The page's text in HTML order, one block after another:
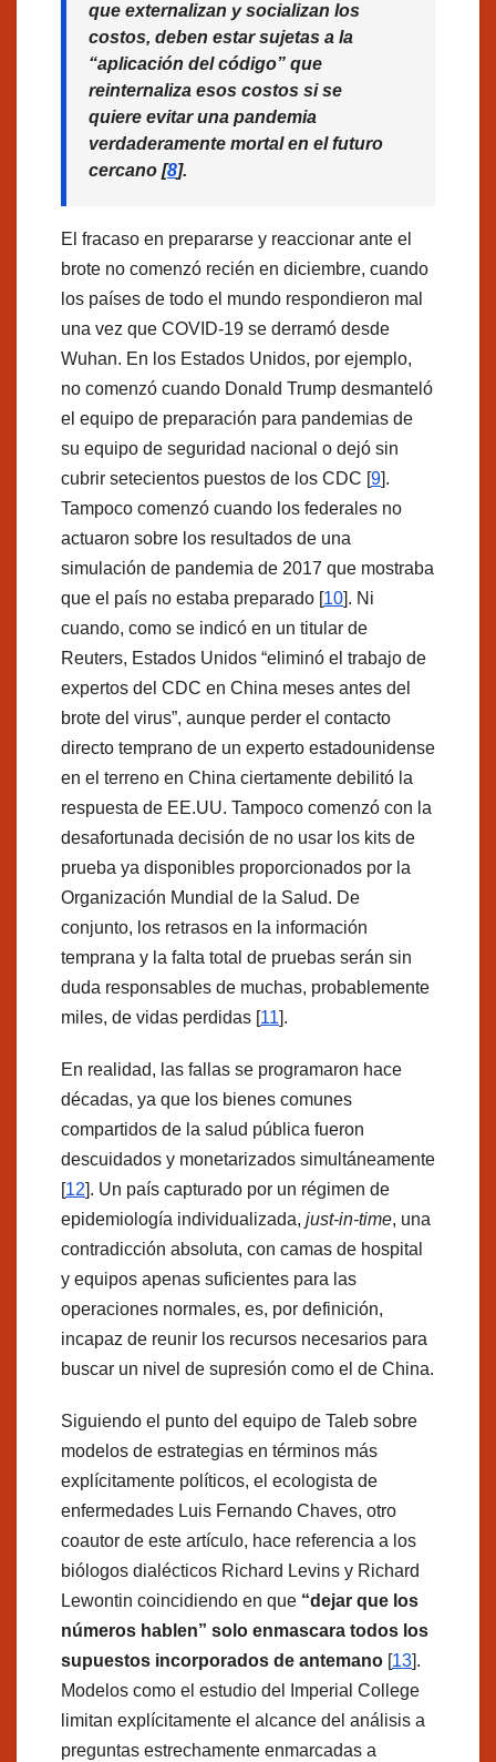
que externalizan y socializan los
costos, deben estar sujetas a la
“aplicación del código” que
reinternaliza esos costos si se
quiere evitar una pandemia
verdaderamente mortal en el futuro
cercano [8].
El fracaso en prepararse y reaccionar ante el
brote no comenzó recién en diciembre, cuando
los países de todo el mundo respondieron mal
una vez que COVID-19 se derramó desde
Wuhan. En los Estados Unidos, por ejemplo,
no comenzó cuando Donald Trump desmanteló
el equipo de preparación para pandemias de
su equipo de seguridad nacional o dejó sin
cubrir setecientos puestos de los CDC [9].
Tampoco comenzó cuando los federales no
actuaron sobre los resultados de una
simulación de pandemia de 2017 que mostraba
que el país no estaba preparado [10]. Ni
cuando, como se indicó en un titular de
Reuters, Estados Unidos “eliminó el trabajo de
expertos del CDC en China meses antes del
brote del virus”, aunque perder el contacto
directo temprano de un experto estadounidense
en el terreno en China ciertamente debilitó la
respuesta de EE.UU. Tampoco comenzó con la
desafortunada decisión de no usar los kits de
prueba ya disponibles proporcionados por la
Organización Mundial de la Salud. De
conjunto, los retrasos en la información
temprana y la falta total de pruebas serán sin
duda responsables de muchas, probablemente
miles, de vidas perdidas [11].
En realidad, las fallas se programaron hace
décadas, ya que los bienes comunes
compartidos de la salud pública fueron
descuidados y monetarizados simultáneamente
[12]. Un país capturado por un régimen de
epidemiología individualizada, just-in-time, una
contradicción absoluta, con camas de hospital
y equipos apenas suficientes para las
operaciones normales, es, por definición,
incapaz de reunir los recursos necesarios para
buscar un nivel de supresión como el de China.
Siguiendo el punto del equipo de Taleb sobre
modelos de estrategias en términos más
explícitamente políticos, el ecologista de
enfermedades Luis Fernando Chaves, otro
coautor de este artículo, hace referencia a los
biólogos dialécticos Richard Levins y Richard
Lewontin coincidiendo en que “dejar que los
números hablen” solo enmascara todos los
supuestos incorporados de antemano [13].
Modelos como el estudio del Imperial College
limitan explícitamente el alcance del análisis a
preguntas estrechamente enmarcadas a